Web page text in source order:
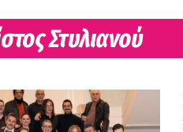
Στυλιανού